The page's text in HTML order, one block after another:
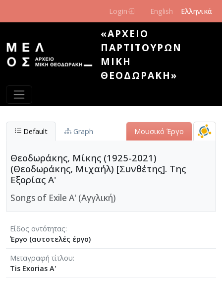
Login English Ελληνικά
«ΑΡΧΕΊΟ
ΠΑΡΤΙΤΟΎΡΩΝ
ΜΊΚΗ
ΘΕΟΔΩΡΆΚΗ»
Default Graph Μουσικό Έργο
Θεοδωράκης, Μίκης (1925-2021)
(Θεοδωράκης, Μιχαήλ) [Συνθέτης]. Της
Εξορίας Α'
Songs of Exile A' (Αγγλική)
Είδος οντότητας
Έργο (αυτοτελές έργο)
Μεταγραφή τίτλου
Tis Exorias A'